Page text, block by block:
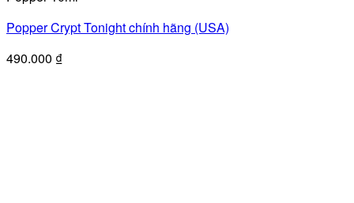
Popper Crypt Tonight chính hãng (USA)
490.000 ₫